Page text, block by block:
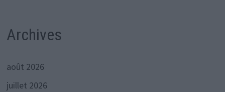
Archives
août 2026
juillet 2026